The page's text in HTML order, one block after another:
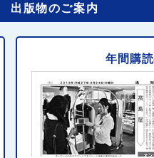
元ディノスの石川森生
共助型ネットワーク組
5 2024年10月31日 14:10
消費者庁、美容液通販
停止命令
2024年10月31日 14:32
出版物のご案内
年間購